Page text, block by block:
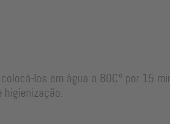
los em água a 80C° por 15
higienização.